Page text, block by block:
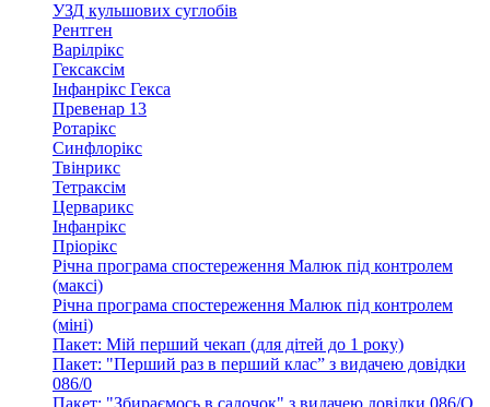
УЗД кульшових суглобів
Рентген
Варілрікс
Гексаксім
Інфанрікс Гекса
Превенар 13
Ротарікс
Синфлорікс
Твінрикс
Тетраксім
Церварикс
Інфанрікс
Пріорікс
Річна програма спостереження Малюк під контролем
(максі)
Річна програма спостереження Малюк під контролем
(міні)
Пакет: Мій перший чекап (для дітей до 1 року)
Пакет: "Перший раз в перший клас” з видачею довідки
086/0